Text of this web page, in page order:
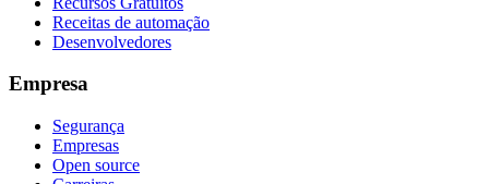
Receitas de automação
Desenvolvedores
Empresa
Segurança
Empresas
Open source